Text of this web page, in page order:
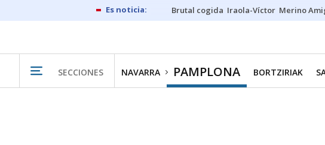
Brutal cogida Iraola-Víctor Merino
SECCIONES NAVARRA PAMPLONA BORTZIRIAK